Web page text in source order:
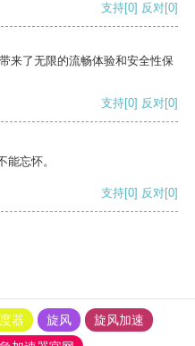
支持[0] 反对[0]
来了无限的流畅体验和安全性保
支持[0] 反对[0]
忘怀。
支持[0] 反对[0]
器 旋风
旋风加速